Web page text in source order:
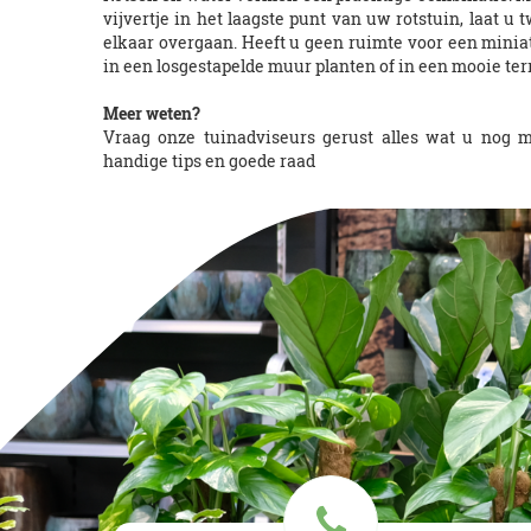
vijvertje in het laagste punt van uw rotstuin, laat u
elkaar overgaan. Heeft u geen ruimte voor een
in een losgestapelde muur planten of in een mooie
Meer weten?
Vraag onze tuinadviseurs gerust alles wat u nog
handige tips en goede raad